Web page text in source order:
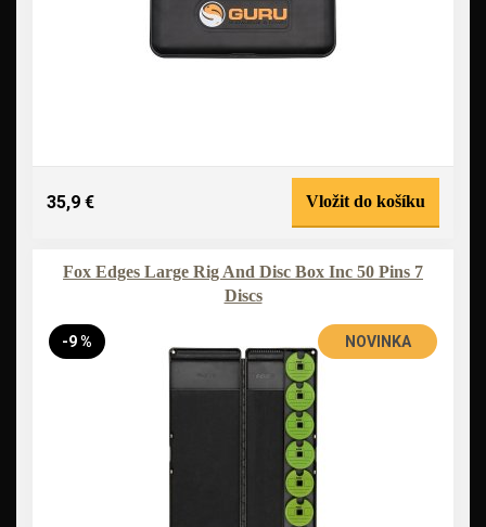
35,9 € Vložit do košíku
Fox Edges Large Rig And Disc Box Inc 50 Pins 7
Discs
-9 % NOVINKA